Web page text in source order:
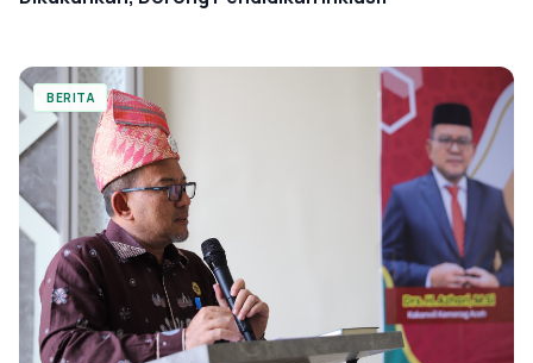
BERITA